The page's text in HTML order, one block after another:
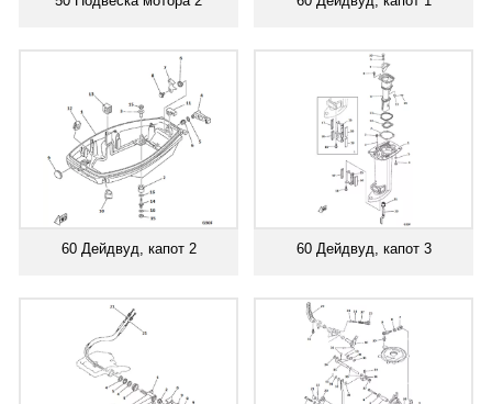
60 Дейдвуд, капот 2 60 Дейдвуд, капот 3